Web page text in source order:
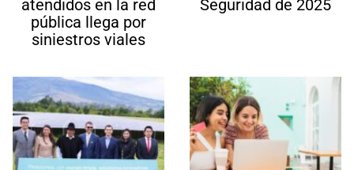
atendidos en la red
pública llega por
siniestros viales
Seguridad de 2025